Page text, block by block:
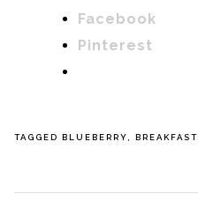
Facebook
Pinterest
TAGGED BLUEBERRY BREAKFAST